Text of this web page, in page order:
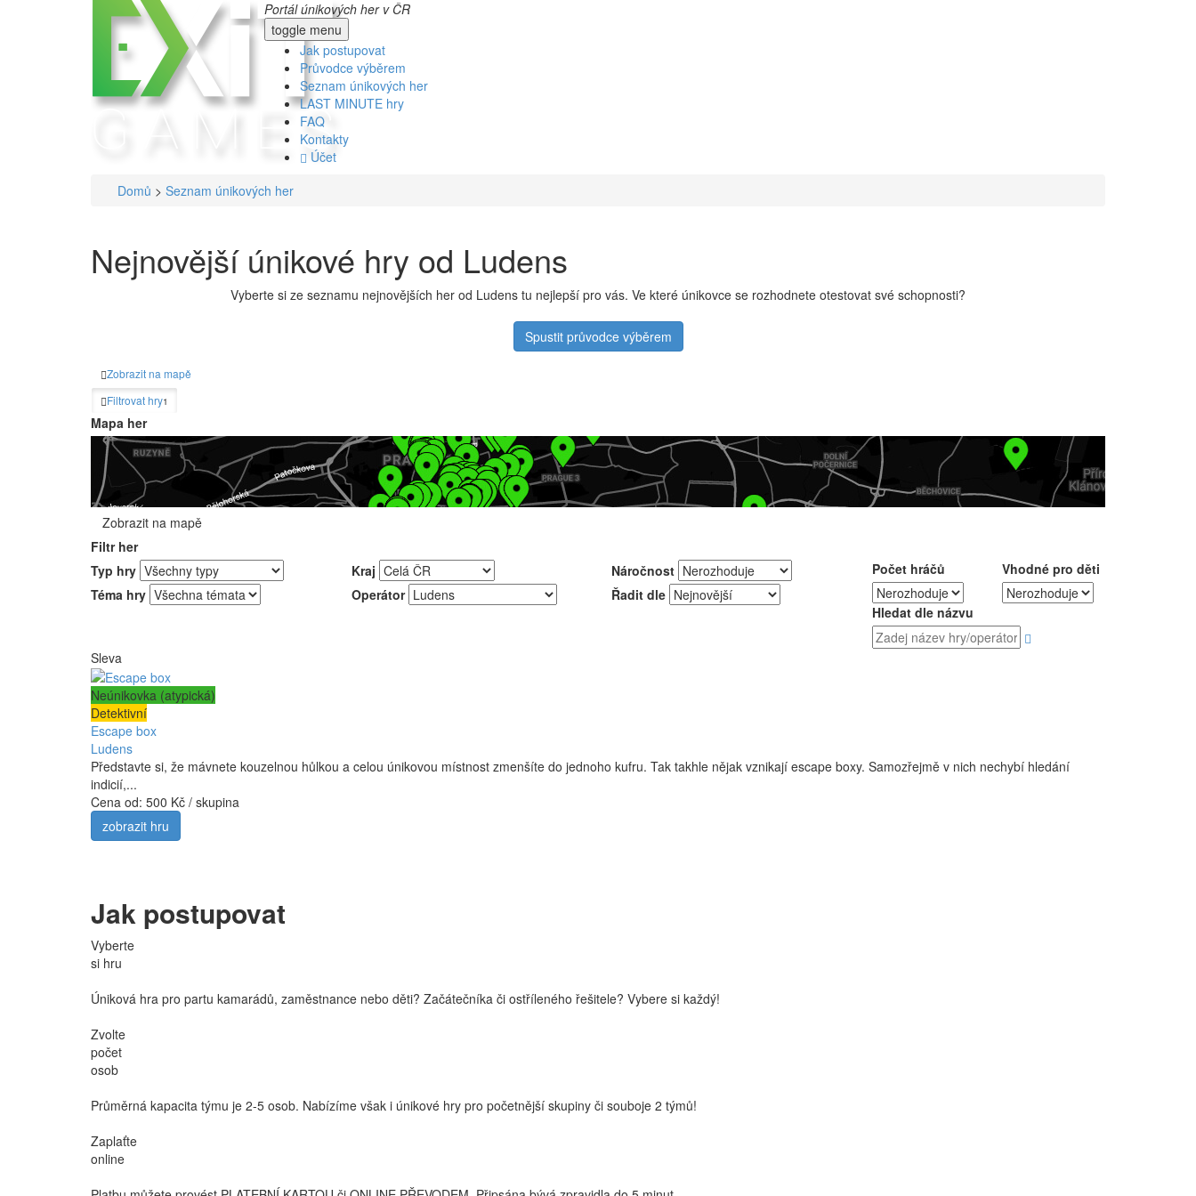
Portál únikových her v ČR
toggle menu
Jak postupovat
Průvodce výběrem
Seznam únikových her
LAST MINUTE hry
FAQ
Kontakty
Účet
Domů > Seznam únikových her
Nejnovější únikové hry od Ludens
Vyberte si ze seznamu nejnovějších her od Ludens tu nejlepší pro vás. Ve které únikovce se rozhodnete otestovat své schopnosti?
Spustit průvodce výběrem
Zobrazit na mapě
Filtrovat hry1
Mapa her
Zobrazit na mapě
Filtr her
Typ hry
Téma hry
Kraj
Operátor
Náročnost
Řadit dle
Počet hráčů Vhodné pro děti
Hledat dle názvu
Sleva
Neúnikovka (atypická)
Detektivní
Escape box
Ludens
Představte si, že mávnete kouzelnou hůlkou a celou únikovou místnost zmenšíte do jednoho kufru. Tak takhle nějak vznikají escape boxy. Samozřejmě v nich nechybí hledání
indicií,...
Cena od: 500 Kč / skupina
zobrazit hru
Jak postupovat
Vyberte
si hru
Úniková hra pro partu kamarádů, zaměstnance nebo děti? Začátečníka či ostříleného řešitele? Vybere si každý!
Zvolte
počet
osob
Průměrná kapacita týmu je 2-5 osob. Nabízíme však i únikové hry pro početnější skupiny či souboje 2 týmů!
Zaplaťte
online